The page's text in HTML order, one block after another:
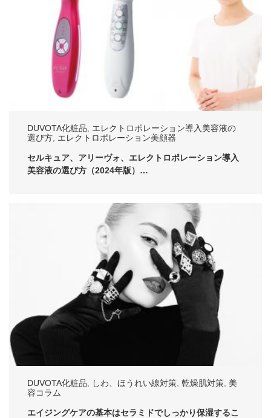
DUVOTA化粧品
エレクトロポレーション導入美容液の
選び方 エレクトロポレーション美顔器
セルキュア、アリーヴォ、エレクトロポレーション導入
美容液の選び方（2024年版）…
DUVOTA化粧品 しわ、ほうれい線対策 乾燥肌対策 美
容コラム
エイジングケアの基本はセラミドでしっかり保湿するこ